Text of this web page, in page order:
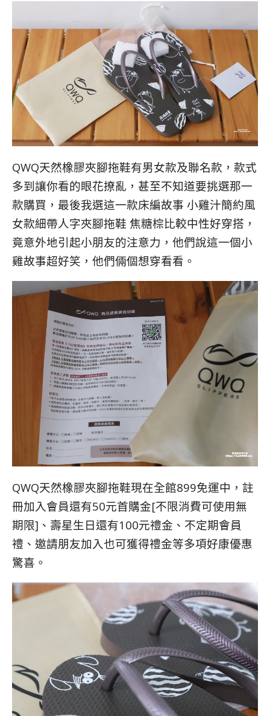
QWQ天然橡膠夾腳拖鞋有男女款及聯名款，款式
多到讓你看的眼花撩亂，甚至不知道要挑選那一
款購買，最後我選這一款床編故事 小雞汁簡約風
女款細帶人字夾腳拖鞋 焦糖棕比較中性好穿搭，
竟意外地引起小朋友的注意力，他們說這一個小
雞故事超好笑，他們倆個想穿看看。
QWQ天然橡膠夾腳拖鞋現在全館899免運中，註
冊加入會員還有50元首購金[不限消費可使用無
期限]、壽星生日還有100元禮金、不定期會員
禮、邀請朋友加入也可獲得禮金等多項好康優惠
驚喜。